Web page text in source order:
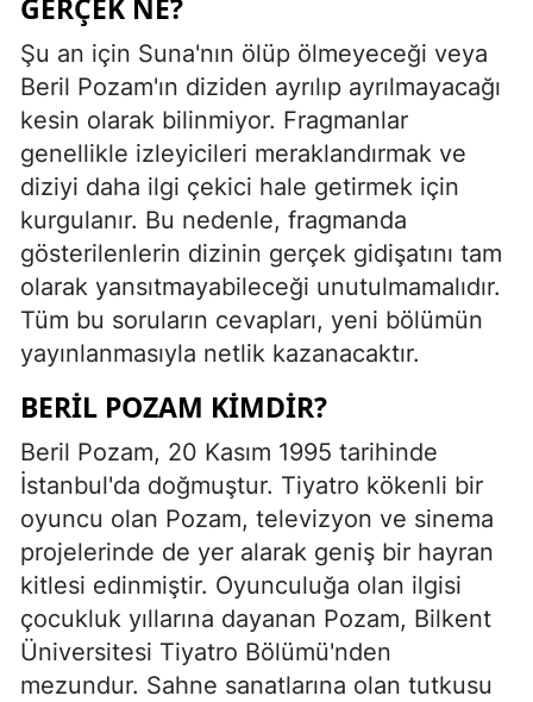
GERÇEK NE?
Şu an için Suna'nın ölüp ölmeyeceği veya
Beril Pozam'ın diziden ayrılıp ayrılmayacağı
kesin olarak bilinmiyor. Fragmanlar
genellikle izleyicileri meraklandırmak ve
diziyi daha ilgi çekici hale getirmek için
kurgulanır. Bu nedenle, fragmanda
gösterilenlerin dizinin gerçek gidişatını tam
olarak yansıtmayabileceği unutulmamalıdır.
Tüm bu soruların cevapları, yeni bölümün
yayınlanmasıyla netlik kazanacaktır.
BERIL POZAM KIMDIR?
Beril Pozam, 20 Kasım 1995 tarihinde
İstanbul'da doğmuştur. Tiyatro kökenli bir
oyuncu olan Pozam, televizyon ve sinema
projelerinde de yer alarak geniş bir hayran
kitlesi edinmiştir. Oyunculuğa olan ilgisi
çocukluk yıllarına dayanan Pozam, Bilkent
Üniversitesi Tiyatro Bölümü'nden
mezundur. Sahne sanatlarına olan tutkusu